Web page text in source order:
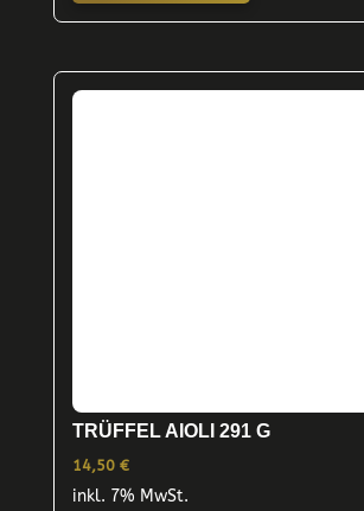
TRÜFFEL AIOLI 291 G
14,50 €
inkl. 7% MwSt.